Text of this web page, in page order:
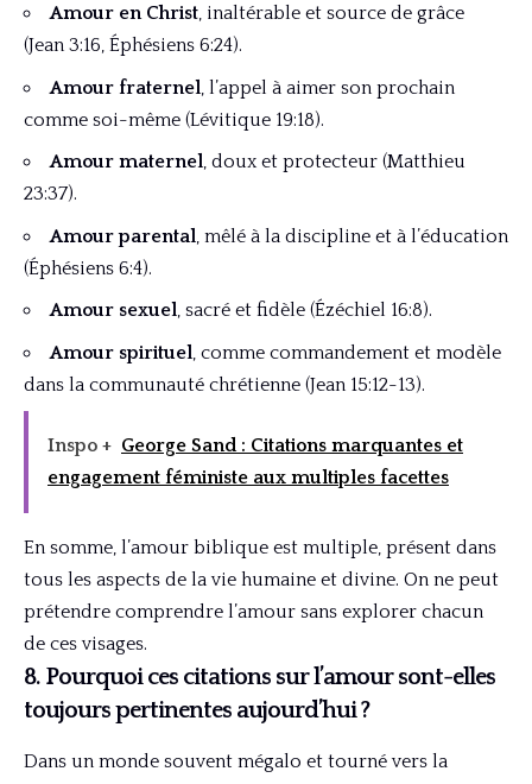
Amour en Christ, inaltérable et source de grâce
(Jean 3:16, Éphésiens 6:24).
Amour fraternel, l’appel à aimer son prochain
comme soi-même (Lévitique 19:18).
Amour maternel, doux et protecteur (Matthieu
23:37).
Amour parental, mêlé à la discipline et à l’éducation
(Éphésiens 6:4).
Amour sexuel, sacré et fidèle (Ézéchiel 16:8).
Amour spirituel, comme commandement et modèle
dans la communauté chrétienne (Jean 15:12-13).
Inspo + George Sand : Citations marquantes et
engagement féministe aux multiples facettes
En somme, l’amour biblique est multiple, présent dans
tous les aspects de la vie humaine et divine. On ne peut
prétendre comprendre l’amour sans explorer chacun
de ces visages.
8. Pourquoi ces citations sur l’amour sont-elles
toujours pertinentes aujourd’hui ?
Dans un monde souvent mégalo et tourné vers la